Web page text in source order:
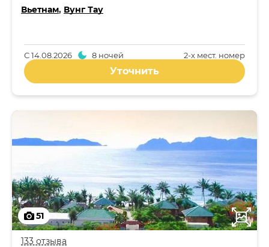
Вьетнам, Вунг Тау
2-x мест. номер
С14.08.2026 8 ночей
Уточнить
51
133 отзыва